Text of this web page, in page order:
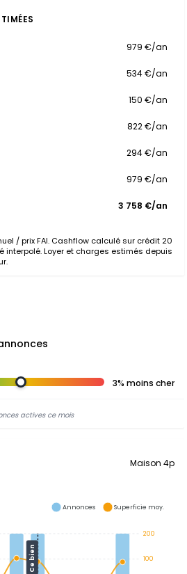
979 €/an
534 €/an
150 €/an
822 €/an
294 €/an
979 €/an
3 758 €/an
/ prix FAI. Cashflow calculé sur crédit 20
interpolé. Loyer et charges estimés depuis
3% moins cher
actives ce mois
Maison 4p
Ce bien
200
100
Annonces Superficie moy.